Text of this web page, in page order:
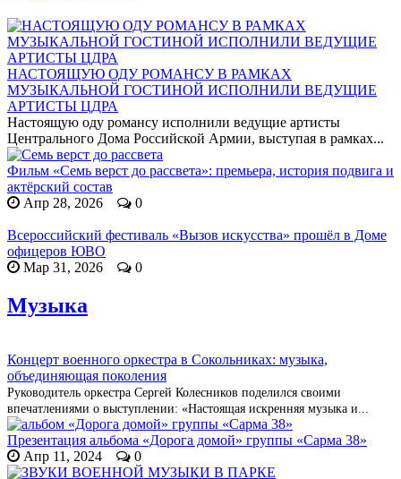
НАСТОЯЩУЮ ОДУ РОМАНСУ В РАМКАХ
МУЗЫКАЛЬНОЙ ГОСТИНОЙ ИСПОЛНИЛИ ВЕДУЩИЕ
АРТИСТЫ ЦДРА
Настоящую оду романсу исполнили ведущие артисты
Центрального Дома Российской Армии, выступая в рамках...
Фильм «Семь верст до рассвета»: премьера, история подвига и
актёрский состав
Апр 28, 2026
0
Всероссийский фестиваль «Вызов искусства» прошёл в Доме
офицеров ЮВО
Мар 31, 2026
0
Музыка
Концерт военного оркестра в Сокольниках: музыка,
объединяющая поколения
Руководитель оркестра Сергей Колесников поделился своими
впечатлениями о выступлении: «Настоящая искренняя музыка и...
Презентация альбома «Дорога домой» группы «Сарма 38»
Апр 11, 2024
0